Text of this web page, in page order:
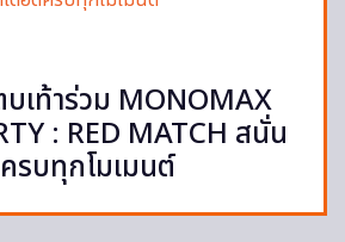
บเท้าร่วม MONOMAX
: RED MATCH สนั่น
รบทุกโมเมนต์